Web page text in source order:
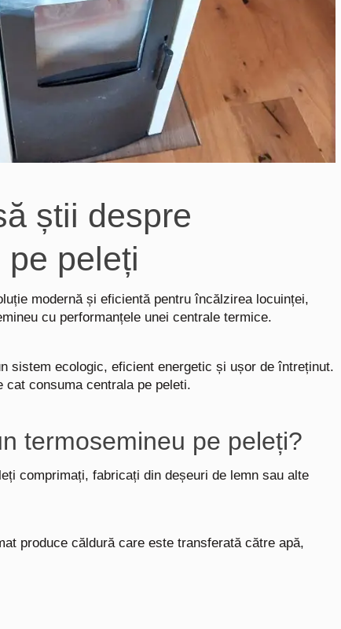
știi despre
peleți
modernă și eficientă pentru încălzirea locuinței,
cu performanțele unei centrale termice.
sistem ecologic, eficient energetic și ușor de întreținut.
consuma centrala pe peleti.
termosemineu pe peleți?
comprimați, fabricați din deșeuri de lemn sau alte
produce căldură care este transferată către apă,